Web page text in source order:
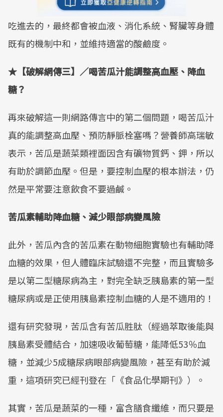
吃進去的，最終都會被血液、消化系統、腎臟等身體
既有的機制中和，並維持適當的酸鹼度。
★【破解網傳三】／喝苦瓜汁能調整高血壓、降血
糖？
再來破解這一則網路傳言中的第二個問題，喝苦瓜汁
真的能調整高血壓、預防靜脈栓塞嗎？營養師高瑞敏
表示，苦瓜是蔬菜類裡面因含有礦物質鈣、鉀，所以
有助於調節血壓。但是，要控制血壓的根本辦法，仍
然是平常要注意飲食不要過鹹。
苦瓜素輔助降血糖、減少眼部病變風險
此外，苦瓜內含的苦瓜素在動物細胞實驗也有輔助降
血糖的效果，但人體臨床試驗還不完整，而且實驗多
是以第二型糖尿病為主，對完全缺乏胰島素的第一型
糖尿病或是正使用胰島素控制血糖的人是不適用的！
還有研究發現，苦瓜含有苦瓜胜肽（經過萃取後能與
胰島素受體結合，加速吸收葡萄糖，能降低53％血
糖，並減少5成糖尿病眼部病變風險，甚至有助於減
重，這項研究已經刊登在「《食品化學期刊》）。
其實，苦瓜是蔬菜的一種，富含膳食纖維，而只要是